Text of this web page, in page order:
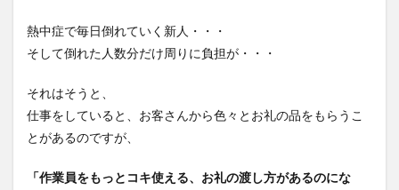
熱中症で毎日倒れていく新人・・・
そして倒れた人数分だけ周りに負担が・・・
それはそうと、
仕事をしていると、お客さんから色々とお礼の品をもらうこ
とがあるのですが、
「作業員をもっとコキ使える、お礼の渡し方があるのにな